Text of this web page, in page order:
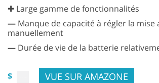
✚ Large gamme de fonctionnalités
— Manque de capacité à régler la mise
manuellement
— Durée de vie de la batterie
$ VUE SUR AMAZONE